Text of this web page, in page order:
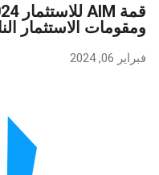
ومقومات الاستثمار
فبراير 06, 2024